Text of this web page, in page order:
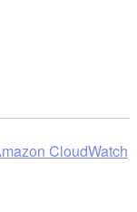
CloudWatch